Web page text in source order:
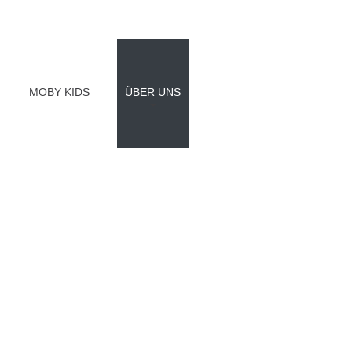
MOBY KIDS ÜBER UNS